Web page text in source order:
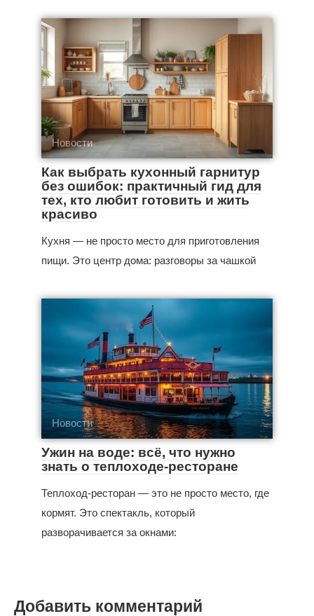
Новости
Как выбрать кухонный гарнитур
без ошибок: практичный гид для
тех, кто любит готовить и жить
красиво
Кухня — не просто место для приготовления
пищи. Это центр дома: разговоры за чашкой
Новости
Ужин на воде: всё, что нужно
знать о теплоходе-ресторане
Теплоход-ресторан — это не просто место, где
кормят. Это спектакль, который
разворачивается за окнами:
Добавить комментарий